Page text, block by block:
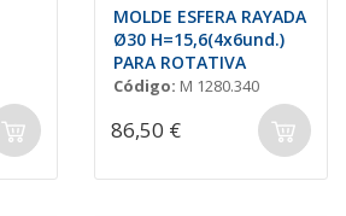
MOLDE ESFERA RAYADA
Ø30 H=15,6(4x6und.)
PARA ROTATIVA
Código: M 1280.340
86,50 €